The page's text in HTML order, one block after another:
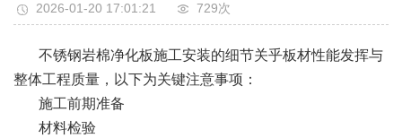
2026-01-20 17:01:21 729次
不锈钢岩棉净化板施工安装的细节关乎板材性能发挥与
整体工程质量，以下为关键注意事项：
施工前期准备
材料检验